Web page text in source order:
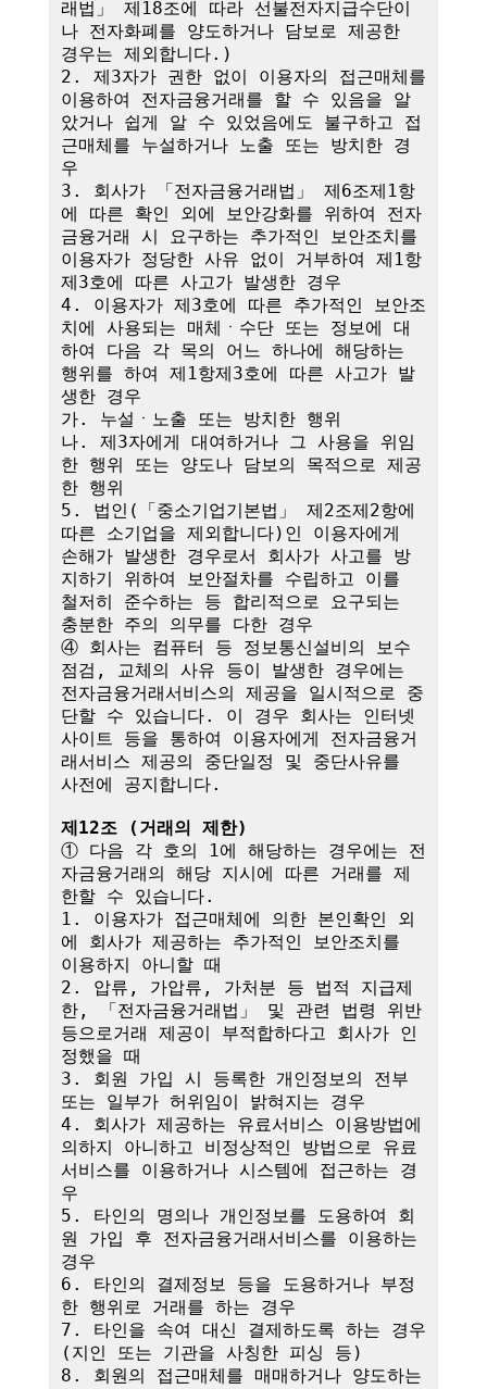
래법」 제18조에 따라 선불전자지급수단이
나 전자화폐를 양도하거나 담보로 제공한
경우는 제외합니다.)
2. 제3자가 권한 없이 이용자의 접근매체를
이용하여 전자금융거래를 할 수 있음을 알
았거나 쉽게 알 수 있었음에도 불구하고 접
근매체를 누설하거나 노출 또는 방치한 경
우
3. 회사가 「전자금융거래법」 제6조제1항
에 따른 확인 외에 보안강화를 위하여 전자
금융거래 시 요구하는 추가적인 보안조치를
이용자가 정당한 사유 없이 거부하여 제1항
제3호에 따른 사고가 발생한 경우
4. 이용자가 제3호에 따른 추가적인 보안조
치에 사용되는 매체ㆍ수단 또는 정보에 대
하여 다음 각 목의 어느 하나에 해당하는
행위를 하여 제1항제3호에 따른 사고가 발
생한 경우
가. 누설ㆍ노출 또는 방치한 행위
나. 제3자에게 대여하거나 그 사용을 위임
한 행위 또는 양도나 담보의 목적으로 제공
한 행위
5. 법인(「중소기업기본법」 제2조제2항에
따른 소기업을 제외합니다)인 이용자에게
손해가 발생한 경우로서 회사가 사고를 방
지하기 위하여 보안절차를 수립하고 이를
철저히 준수하는 등 합리적으로 요구되는
충분한 주의 의무를 다한 경우
④ 회사는 컴퓨터 등 정보통신설비의 보수
점검, 교체의 사유 등이 발생한 경우에는
전자금융거래서비스의 제공을 일시적으로 중
단할 수 있습니다. 이 경우 회사는 인터넷
사이트 등을 통하여 이용자에게 전자금융거
래서비스 제공의 중단일정 및 중단사유를
사전에 공지합니다.
제12조 (거래의 제한)
① 다음 각 호의 1에 해당하는 경우에는 전
자금융거래의 해당 지시에 따른 거래를 제
한할 수 있습니다.
1. 이용자가 접근매체에 의한 본인확인 외
에 회사가 제공하는 추가적인 보안조치를
이용하지 아니할 때
2. 압류, 가압류, 가처분 등 법적 지급제
한, 「전자금융거래법」 및 관련 법령 위반
등으로거래 제공이 부적합하다고 회사가 인
정했을 때
3. 회원 가입 시 등록한 개인정보의 전부
또는 일부가 허위임이 밝혀지는 경우
4. 회사가 제공하는 유료서비스 이용방법에
의하지 아니하고 비정상적인 방법으로 유료
서비스를 이용하거나 시스템에 접근하는 경
우
5. 타인의 명의나 개인정보를 도용하여 회
원 가입 후 전자금융거래서비스를 이용하는
경우
6. 타인의 결제정보 등을 도용하거나 부정
한 행위로 거래를 하는 경우
7. 타인을 속여 대신 결제하도록 하는 경우
(지인 또는 기관을 사칭한 피싱 등)
8. 회원의 접근매체를 매매하거나 양도하는